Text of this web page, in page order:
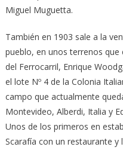
Miguel Muguetta.
También en 1903 sale a la
pueblo, en unos terrenos que
del Ferrocarril, Enrique
el lote Nº 4 de la Colonia
campo que actualmente
Montevideo, Alberdi, Italia y
Unos de los primeros en
Scarafía con un restaurante y